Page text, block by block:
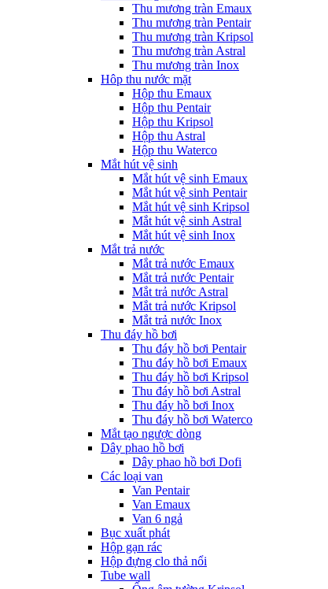
Thu mương tràn Emaux
Thu mương tràn Pentair
Thu mương tràn Kripsol
Thu mương tràn Astral
Thu mương tràn Inox
Hôp thu nước mặt
Hộp thu Emaux
Hộp thu Pentair
Hộp thu Kripsol
Hộp thu Astral
Hộp thu Waterco
Mắt hút vệ sinh
Mắt hút vệ sinh Emaux
Mắt hút vệ sinh Pentair
Mắt hút vệ sinh Kripsol
Mắt hút vệ sinh Astral
Mắt hút vệ sinh Inox
Mắt trả nước
Mắt trả nước Emaux
Mắt trả nước Pentair
Mắt trả nước Astral
Mắt trả nước Kripsol
Mắt trả nước Inox
Thu đáy hồ bơi
Thu đáy hồ bơi Pentair
Thu đáy hồ bơi Emaux
Thu đáy hồ bơi Kripsol
Thu đáy hồ bơi Astral
Thu đáy hồ bơi Inox
Thu đáy hồ bơi Waterco
Mắt tạo ngược dòng
Dây phao hồ bơi
Dây phao hồ bơi Dofi
Các loại van
Van Pentair
Van Emaux
Van 6 ngả
Bục xuất phát
Hộp gạn rác
Hộp đựng clo thả nổi
Tube wall